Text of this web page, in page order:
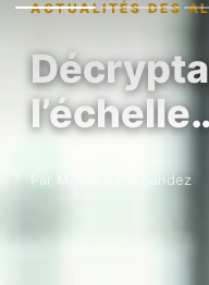
ACTUALITÉS DES
Par Maheen Hernandez